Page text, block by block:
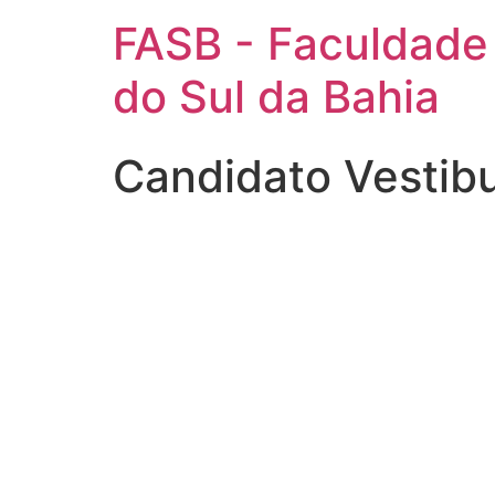
FASB - Faculdade
do Sul da Bahia
Candidato